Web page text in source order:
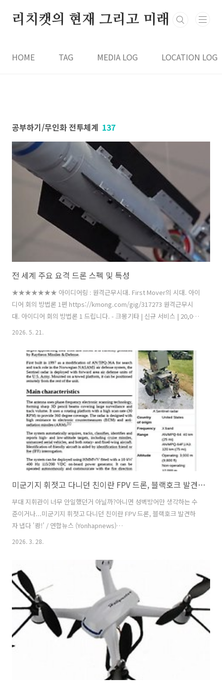
리치캣의 현재 그리고 미래
HOME TAG MEDIA LOG LOCATION LOG
공부하기/무인화 전투체계 137
전 세계 주요 요격 드론 스펙 및 특성
★★★★★★★ 아이디어링 : 원격근무시대. First Mover의 시대. 아이
디어 회의 방법론 1편 https://kmong.com/gig/317273 원격근무시
대. 아이디어 회의 방법론 1 드립니다. - 크몽기타 | 신규 서비스 | 20,000
원부터 | 1일 이내 완료 | 10분 내 응답kmong.com 플랫폼의 불이 꺼지
의 패러다임 변화는 매우 닮아 있습니다.과거 대규모 자본과 인력을 투입
하던 소모전에서, 이제는 저비용 고효율의 무인 기계들이 서로를 공격하
고 방어하는 ‘자동화 전쟁’의 시대로 진입했기 때문입니다.특히 현대 전
장에서 가장 위협적인 무기로 떠오른 자살폭탄 드론(FPV, 샤헤드 등)을
무력화하기 위해 전 세계 방산 기업..
2026. 5. 21.
미군기지 휘젓고 다니던 친이란 FPV 드론, 블랙호크 발견하자 냅다 '쾅!'
부대 지휘관이 너무 안일했던거 아닐까?아니면 성벽방어만 생각하는 수
준이거나...미군기지 휘젓고 다니던 친이란 FPV 드론, 블랙호크 발견하
자 냅다 '쾅!' / 연합뉴스 (Yonhapnews)
https://www.youtube.com/watch?v=vAihoC9-Wfs📌 친이란 FPV
드 주둔 미군기지 '캠프 빅토리'에 친이란 성향 무장조직의 FPV 드론이
침투하여 블랙호크 헬리콥터(HH-60M 구조기 추정)를 공격했으며, 이 과
정에서 미군의 단거리 방공망인 AN/MPQ-64 센티넬 레이더도 공격받아
화재가 발생했습니다. 이라크 미군 기지에 침투한 FPV 드론의 충격적인
공격 장면을 생생하게 담았습니다. 친이란 세력이 최신 블랙호크 헬..
2026. 3. 28.